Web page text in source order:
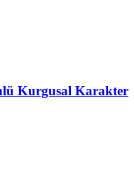
Kurgusal Karakter